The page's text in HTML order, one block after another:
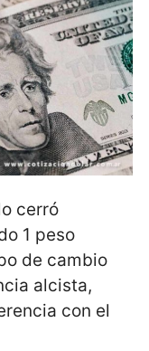
cerró
1 peso
de cambio
alcista,
con el